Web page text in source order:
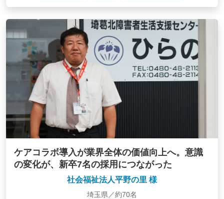
ケアコラボ導入が業界全体の価値向上へ。意識
の変化が、新卒7名の採用につながった
社会福祉法人平野の里 様
埼玉県／約70名